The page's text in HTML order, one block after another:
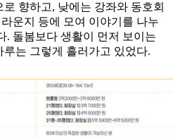
향하고, 낮에는 강좌와 동호회
운지 등에 모여 이야기를 나누
. 돌봄보다 생활이 먼저 보이는
는 그렇게 흘러가고 있었다.